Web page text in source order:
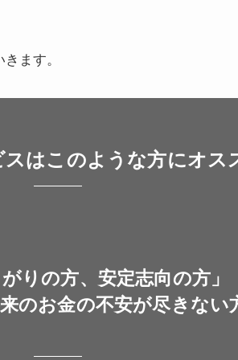
ます。
はこのような方にオス
りの方、安定志向の方」
のお金の不安が尽きない